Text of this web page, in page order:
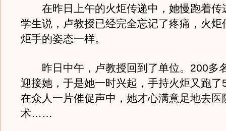
在昨日上午的火炬传递中，她慢跑着传
学生说，卢教授已经完全忘记了疼痛，火炬
炬手的姿态一样。
昨日中午，卢教授回到了单位。200多
迎接她，于是她一时兴起，手持火炬又跑了
在众人一片催促声中，她才心满意足地去医
术……